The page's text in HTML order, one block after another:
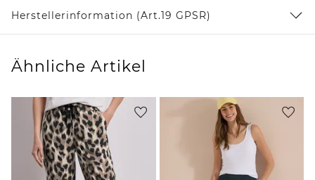
Herstellerinformation (Art.19 GPSR)
Ähnliche Artikel